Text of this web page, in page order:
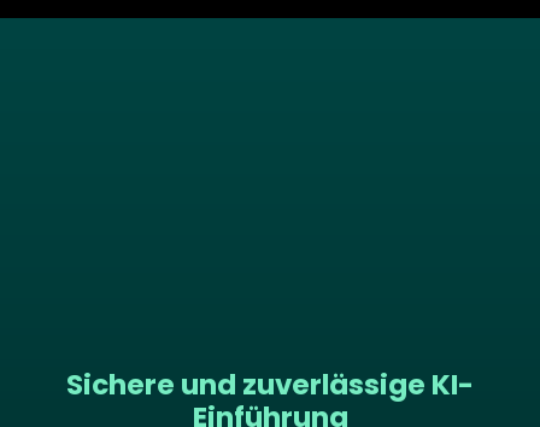
Sichere und zuverlässige KI-
Einführung